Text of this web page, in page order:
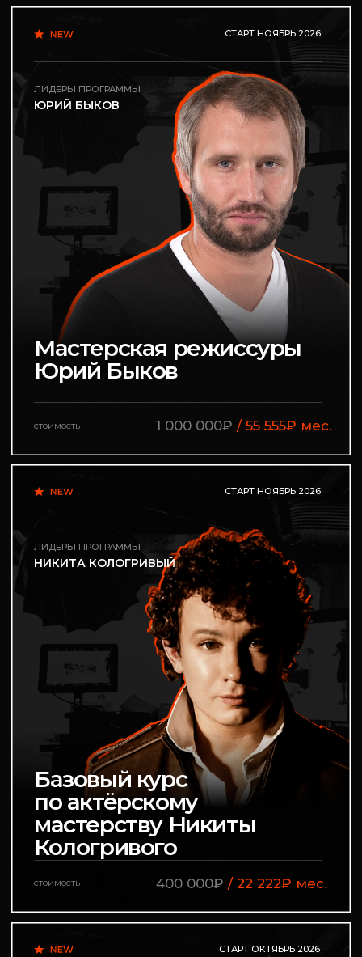
ИВАН МАКАРЕВИЧ
ЛИДЕРЫ ПРОГРАММЫ
Экспериментальный
интенсив по актерскому
СТАРТ СЕНТЯБРЬ 2026
ВЛАДИСЛАВ ЮРЧЕНКО
ЛИДЕРЫ ПРОГРАММЫ
ИРИ
без провалов:
как получить бюджет
на свой проект
100 000₽ / 5 555₽ мес.
СТАРТ ОКТЯБРЬ 2026
Базовый курс
по актёрскому
мастерству Никиты
Кологривого
/ 22 222₽ мес.